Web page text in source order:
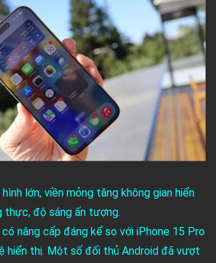
hình lớn, viền mỏng tăng không gian hiển
thực, độ sáng ấn tượng.
có nâng cấp đáng kể so với iPhone 15 Pro
hiển thị. Một số đối thủ Android đã vượt